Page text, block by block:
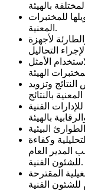
للمختبرات
المعنية.
لأجهزة
الأمثل
وتزويد
الفنية
وكفاءة
المدير العام
للشئون الفنية.
المقترحة